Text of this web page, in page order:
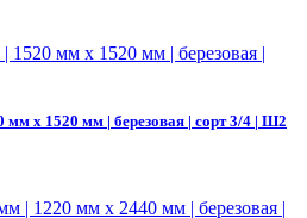
х 1520 мм | березовая | сорт 3/4 | Ш2